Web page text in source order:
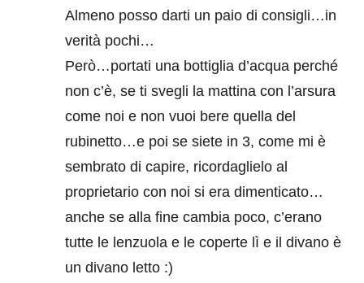
Almeno posso darti un paio di consigli…in
verità pochi…
Però…portati una bottiglia d’acqua perché
non c’è, se ti svegli la mattina con l’arsura
come noi e non vuoi bere quella del
rubinetto…e poi se siete in 3, come mi è
sembrato di capire, ricordaglielo al
proprietario con noi si era dimenticato…
anche se alla fine cambia poco, c’erano
tutte le lenzuola e le coperte lì e il divano è
un divano letto :)